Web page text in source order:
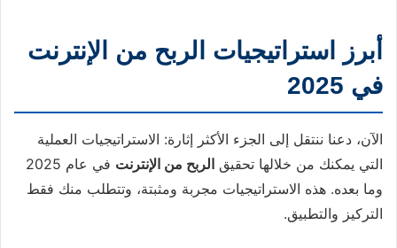
أبرز استراتيجيات الربح من الإنترنت
في 2025
الآن، دعنا ننتقل إلى الجزء الأكثر إثارة: الاستراتيجيات العملية
التي يمكنك من خلالها تحقيق الربح من الإنترنت
في عام 2025
وما بعده. هذه الاستراتيجيات مجربة ومثبتة، وتتطلب منك فقط
التركيز والتطبيق.